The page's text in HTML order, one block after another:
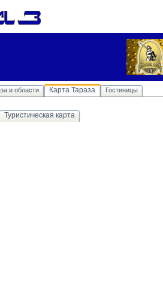
и области Карта Тараза Гостиницы
Туристическая карта